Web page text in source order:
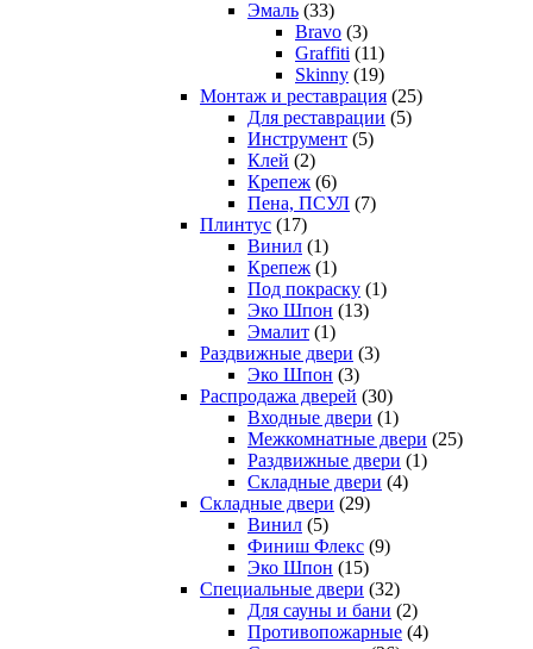
Эмаль (33)
Bravo (3)
Graffiti (11)
Skinny (19)
Монтаж и реставрация (25)
Для реставрации (5)
Инструмент (5)
Клей (2)
Крепеж (6)
Пена, ПСУЛ (7)
Плинтус (17)
Винил (1)
Крепеж (1)
Под покраску (1)
Эко Шпон (13)
Эмалит (1)
Раздвижные двери (3)
Эко Шпон (3)
Распродажа дверей (30)
Входные двери (1)
Межкомнатные двери (25)
Раздвижные двери (1)
Складные двери (4)
Складные двери (29)
Винил (5)
Финиш Флекс (9)
Эко Шпон (15)
Специальные двери (32)
Для сауны и бани (2)
Противопожарные (4)